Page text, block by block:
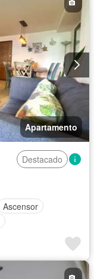
Apartamento
Destacado
Ascensor